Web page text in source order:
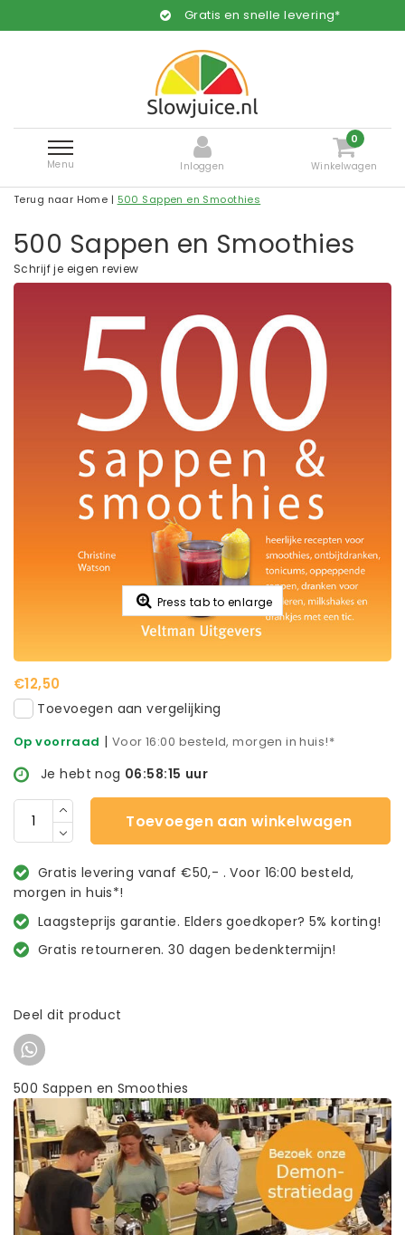
Gratis en snelle levering*
Menu Inloggen
0
Winkelwagen
Terug naar Home | 500 Sappen en Smoothies
500 Sappen en Smoothies
Schrijf je eigen review
Press tab to enlarge
€12,50
Toevoegen aan vergelijking
Op voorraad | Voor 16:00 besteld, morgen in huis!*
Je hebt nog 06:58:15 uur
Toevoegen aan winkelwagen
Gratis levering vanaf €50,- . Voor 16:00 besteld,
morgen in huis*!
Laagsteprijs garantie. Elders goedkoper? 5% korting!
Gratis retourneren. 30 dagen bedenktermijn!
Deel dit product
500 Sappen en Smoothies